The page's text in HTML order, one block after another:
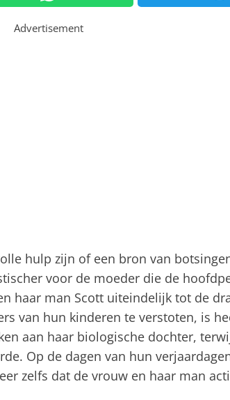
Advertisement
hulp zijn of een bron van
voor de moeder die de
haar man Scott uiteindelijk tot de
van hun kinderen te verstoten, is
aan haar biologische dochter,
Op de dagen van hun
zelfs dat de vrouw en haar man